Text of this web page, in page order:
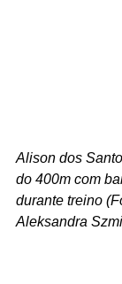
Alison dos
do 400m com
durante treino
Aleksandra